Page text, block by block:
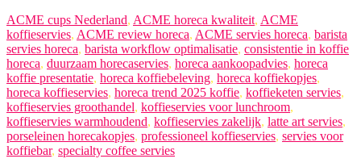
ACME cups Nederland, ACME horeca kwaliteit, ACME
koffieservies, ACME review horeca, ACME servies horeca, barista
servies horeca, barista workflow optimalisatie, consistentie in koffie
horeca, duurzaam horecaservies, horeca aankoopadvies, horeca
koffie presentatie, horeca koffiebeleving, horeca koffiekopjes,
horeca koffieservies, horeca trend 2025 koffie, koffieketen servies,
koffieservies groothandel, koffieservies voor lunchroom,
koffieservies warmhoudend, koffieservies zakelijk, latte art servies,
porseleinen horecakopjes, professioneel koffieservies, servies voor
koffiebar, specialty coffee servies